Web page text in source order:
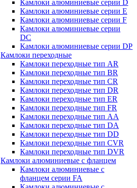
Камлоки алюминиевые серии D
Камлоки алюминиевые серии E
Камлоки алюминиевые серии F
Камлоки алюминиевые серии
DC
Камлоки алюминиевые серии DP
Камлоки переходные
Камлоки переходные тип AR
Камлоки переходные тип BR
Камлоки переходные тип CR
Камлоки переходные тип DR
Камлоки переходные тип ER
Камлоки переходные тип FR
Камлоки переходные тип AA
Камлоки переходные тип DA
Камлоки переходные тип DD
Камлоки переходные тип CVR
Камлоки переходные тип DVR
Камлоки алюминиевые с фланцем
Камлоки алюминиевые с
фланцем серии FA